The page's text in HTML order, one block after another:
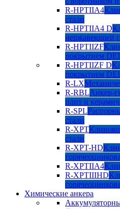
R-HPTIIA4
стали
R-HPTIIA4 D
нержавеющей
R-HPTIIZF
покрытием
R-HPTIIZF D
покрытием
R-LX
R-RBLАнкер-
плит и
R-SPL
стали
R-XPT
стали
R-XPT-HD
R-XPTIIA4
R-XPTIIIHD
Химические анкера